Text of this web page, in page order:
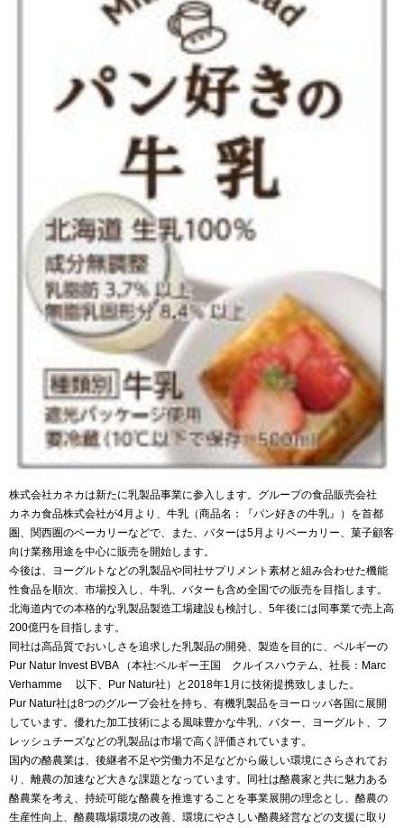
株式会社カネカは新たに乳製品事業に参入します。グループの食品販売会社
カネカ食品株式会社が4月より、牛乳（商品名：『パン好きの牛乳』）を首都
圏、関西圏のベーカリーなどで、また、バターは5月よりベーカリー、菓子顧客
向け業務用途を中心に販売を開始します。
今後は、ヨーグルトなどの乳製品や同社サプリメント素材と組み合わせた機能
性食品を順次、市場投入し、牛乳、バターも含め全国での販売を目指します。
北海道内での本格的な乳製品製造工場建設も検討し、5年後には同事業で売上高
200億円を目指します。
同社は高品質でおいしさを追求した乳製品の開発、製造を目的に、ベルギーの
Pur Natur Invest BVBA （本社:ベルギー王国 クルイスハウテム、社長：Marc
Verhamme 以下、Pur Natur社）と2018年1月に技術提携致しました。
Pur Natur社は8つのグループ会社を持ち、有機乳製品をヨーロッパ各国に展開
しています。優れた加工技術による風味豊かな牛乳、バター、ヨーグルト、フ
レッシュチーズなどの乳製品は市場で高く評価されています。
国内の酪農業は、後継者不足や労働力不足などから厳しい環境にさらされてお
り、離農の加速など大きな課題となっています。同社は酪農家と共に魅力ある
酪農業を考え、持続可能な酪農を推進することを事業展開の理念とし、酪農の
生産性向上、酪農職場環境の改善、環境にやさしい酪農経営などの支援に取り